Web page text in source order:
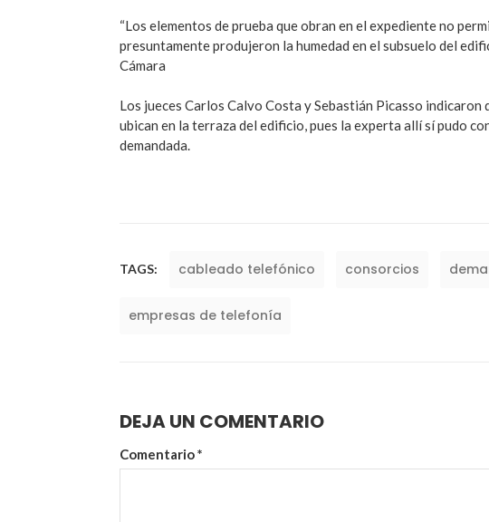
“Los elementos de prueba que obran en el expediente no
presuntamente produjeron la humedad en el subsuelo del
Cámara
Los jueces Carlos Calvo Costa y Sebastián Picasso indicaron
ubican en la terraza del edificio, pues la experta allí sí pudo
demandada.
TAGS: cableado telefónico consorcios
empresas de telefonía
DEJA UN COMENTARIO
Comentario*